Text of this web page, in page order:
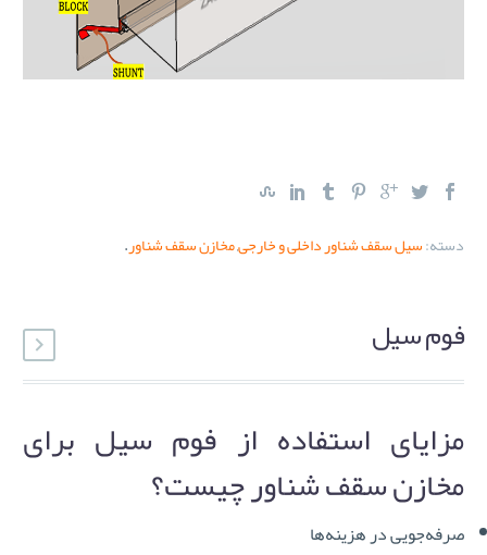
دسته:سیل سقف شناور داخلی و خارجی,مخازن سقف شناور.
فوم سیل
مزایای استفاده از فوم سیل برای
مخازن سقف شناور چیست؟
صرفه‌جویی در هزینه‌ها